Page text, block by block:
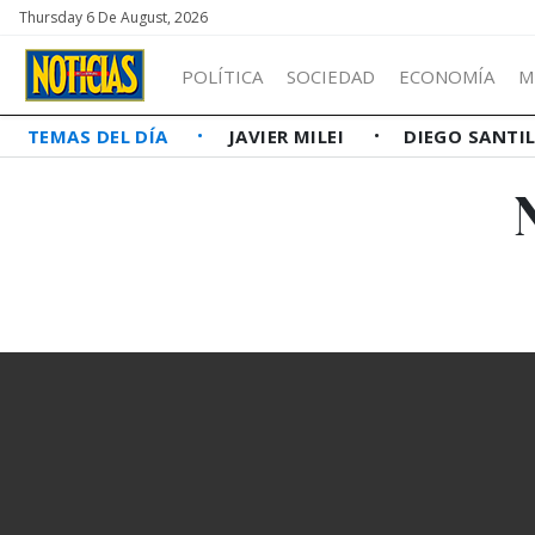
Thursday 6 De August, 2026
POLÍTICA SOCIEDAD ECONOMÍA
TEMAS DEL DÍA JAVIER MILEI DIEGO